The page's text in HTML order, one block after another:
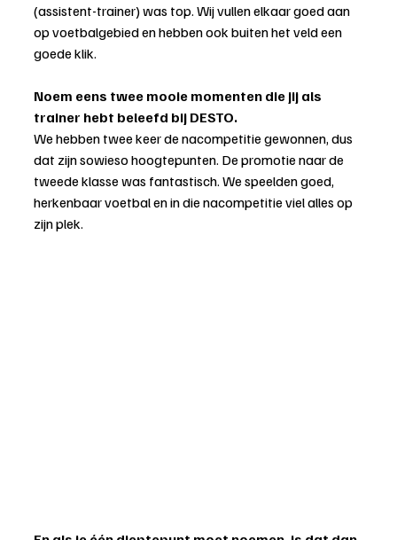
(assistent-trainer) was top. Wij vullen elkaar goed aan
op voetbalgebied en hebben ook buiten het veld een
goede klik.
Noem eens twee mooie momenten die jij als
trainer hebt beleefd bij DESTO.
We hebben twee keer de nacompetitie gewonnen, dus
dat zijn sowieso hoogtepunten. De promotie naar de
tweede klasse was fantastisch. We speelden goed,
herkenbaar voetbal en in die nacompetitie viel alles op
zijn plek.